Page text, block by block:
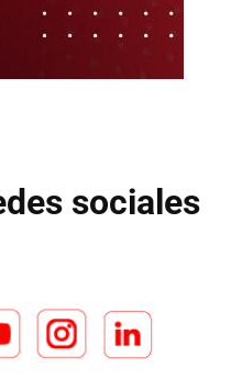
sociales